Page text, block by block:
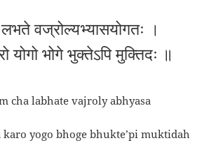
लभते वज्रोल्यभ्यासयोगतः ।
योगो भोगे भुक्तेऽपि मुक्तिदः ॥
cha labhate vajroly abhyasa
karo yogo bhoge bhukte’pi muktidah